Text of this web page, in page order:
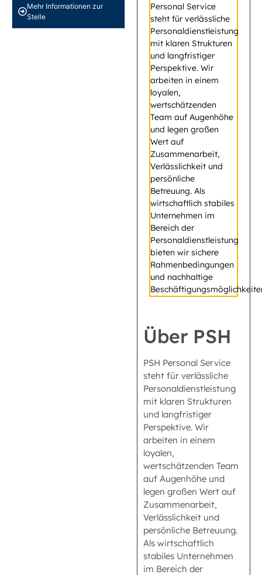
Mehr Informationen zur
Stelle
Personal Service
steht für verlässliche
Personaldienstleistung
mit klaren Strukturen
und langfristiger
Perspektive. Wir
arbeiten in einem
loyalen,
wertschätzenden
Team auf Augenhöhe
und legen großen
Wert auf
Zusammenarbeit,
Verlässlichkeit und
persönliche
Betreuung. Als
wirtschaftlich stabiles
Unternehmen im
Bereich der
Personaldienstleistung
bieten wir sichere
Rahmenbedingungen
und nachhaltige
Über PSH
PSH Personal Service
steht für verlässliche
Personaldienstleistung
mit klaren Strukturen
und langfristiger
Perspektive. Wir
arbeiten in einem
loyalen,
wertschätzenden Team
auf Augenhöhe und
legen großen Wert auf
Zusammenarbeit,
Verlässlichkeit und
persönliche Betreuung.
Als wirtschaftlich
stabiles Unternehmen
im Bereich der